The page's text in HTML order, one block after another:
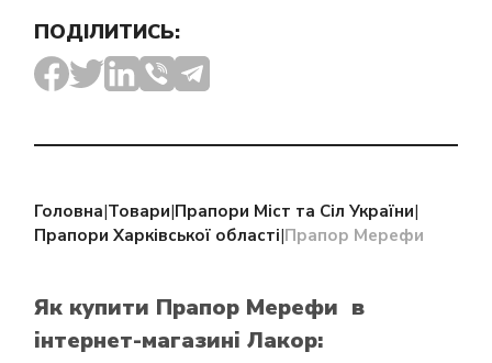
ПОДІЛИТИСЬ:
Головна|Товари|Прапори Міст та Сіл України|
Прапори Харківської області|Прапор Мерефи
Як купити Прапор Мерефи в
інтернет-магазині Лакор: